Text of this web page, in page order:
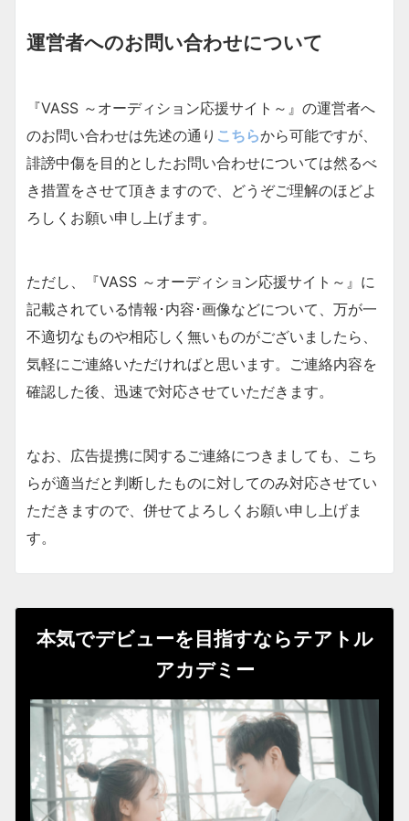
運営者へのお問い合わせについて
『VASS ～オーディション応援サイト～』の運営者へ
のお問い合わせは先述の通り こちらから可能ですが、
誹謗中傷を目的としたお問い合わせについては然るべ
き措置をさせて頂きますので、どうぞご理解のほどよ
ろしくお願い申し上げます。
ただし、『VASS ～オーディション応援サイト～』に
記載されている情報･内容･画像などについて、万が一
不適切なものや相応しく無いものがございましたら、
気軽にご連絡いただければと思います。ご連絡内容を
確認した後、迅速で対応させていただきます。
なお、広告提携に関するご連絡につきましても、こち
らが適当だと判断したものに対してのみ対応させてい
ただきますので、併せてよろしくお願い申し上げま
す。
本気でデビューを目指すならテアトル
アカデミー